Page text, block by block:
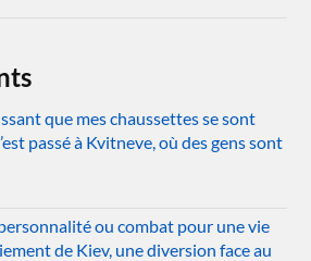
que mes chaussettes se sont
passé à Kvitneve, où des gens sont
ou combat pour une vie
de Kiev, une diversion face au